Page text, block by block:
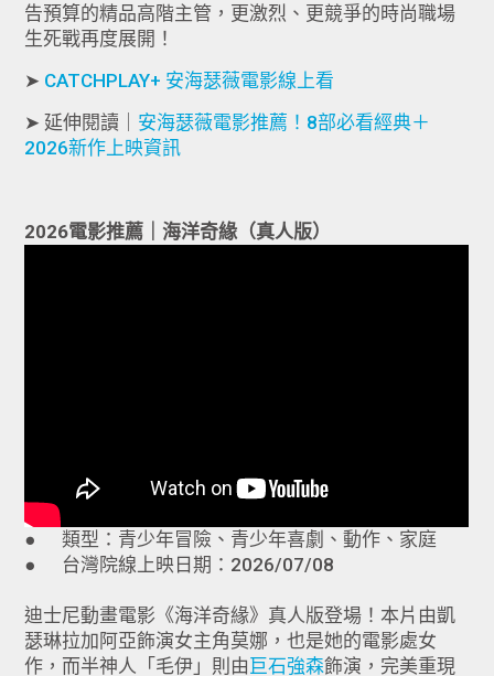
告預算的精品高階主管，更激烈、更競爭的時尚職場
生死戰再度展開！
➤ CATCHPLAY+ 安海瑟薇電影線上看
➤ 延伸閱讀｜ 安海瑟薇電影推薦！8部必看經典＋
2026新作上映資訊
2026電影推薦｜海洋奇緣（真人版）
● 類型：青少年冒險、青少年喜劇、動作、家庭
● 台灣院線上映日期：2026/07/08
迪士尼動畫電影《海洋奇緣》真人版登場！本片由凱
瑟琳拉加阿亞飾演女主角莫娜，也是她的電影處女
作，而半神人「毛伊」則由巨石強森飾演，完美重現